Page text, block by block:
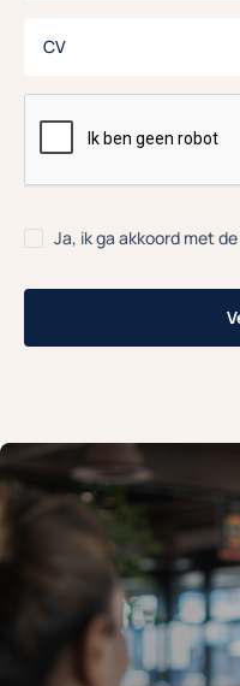
CV
Ja, ik ga akkoord met de